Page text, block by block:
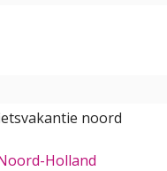
Holland